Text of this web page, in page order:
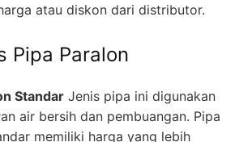
atau diskon dari distributor.
Pipa Paralon
Standar Jenis pipa ini digunakan
air bersih dan pembuangan. Pipa
memiliki harga yang lebih